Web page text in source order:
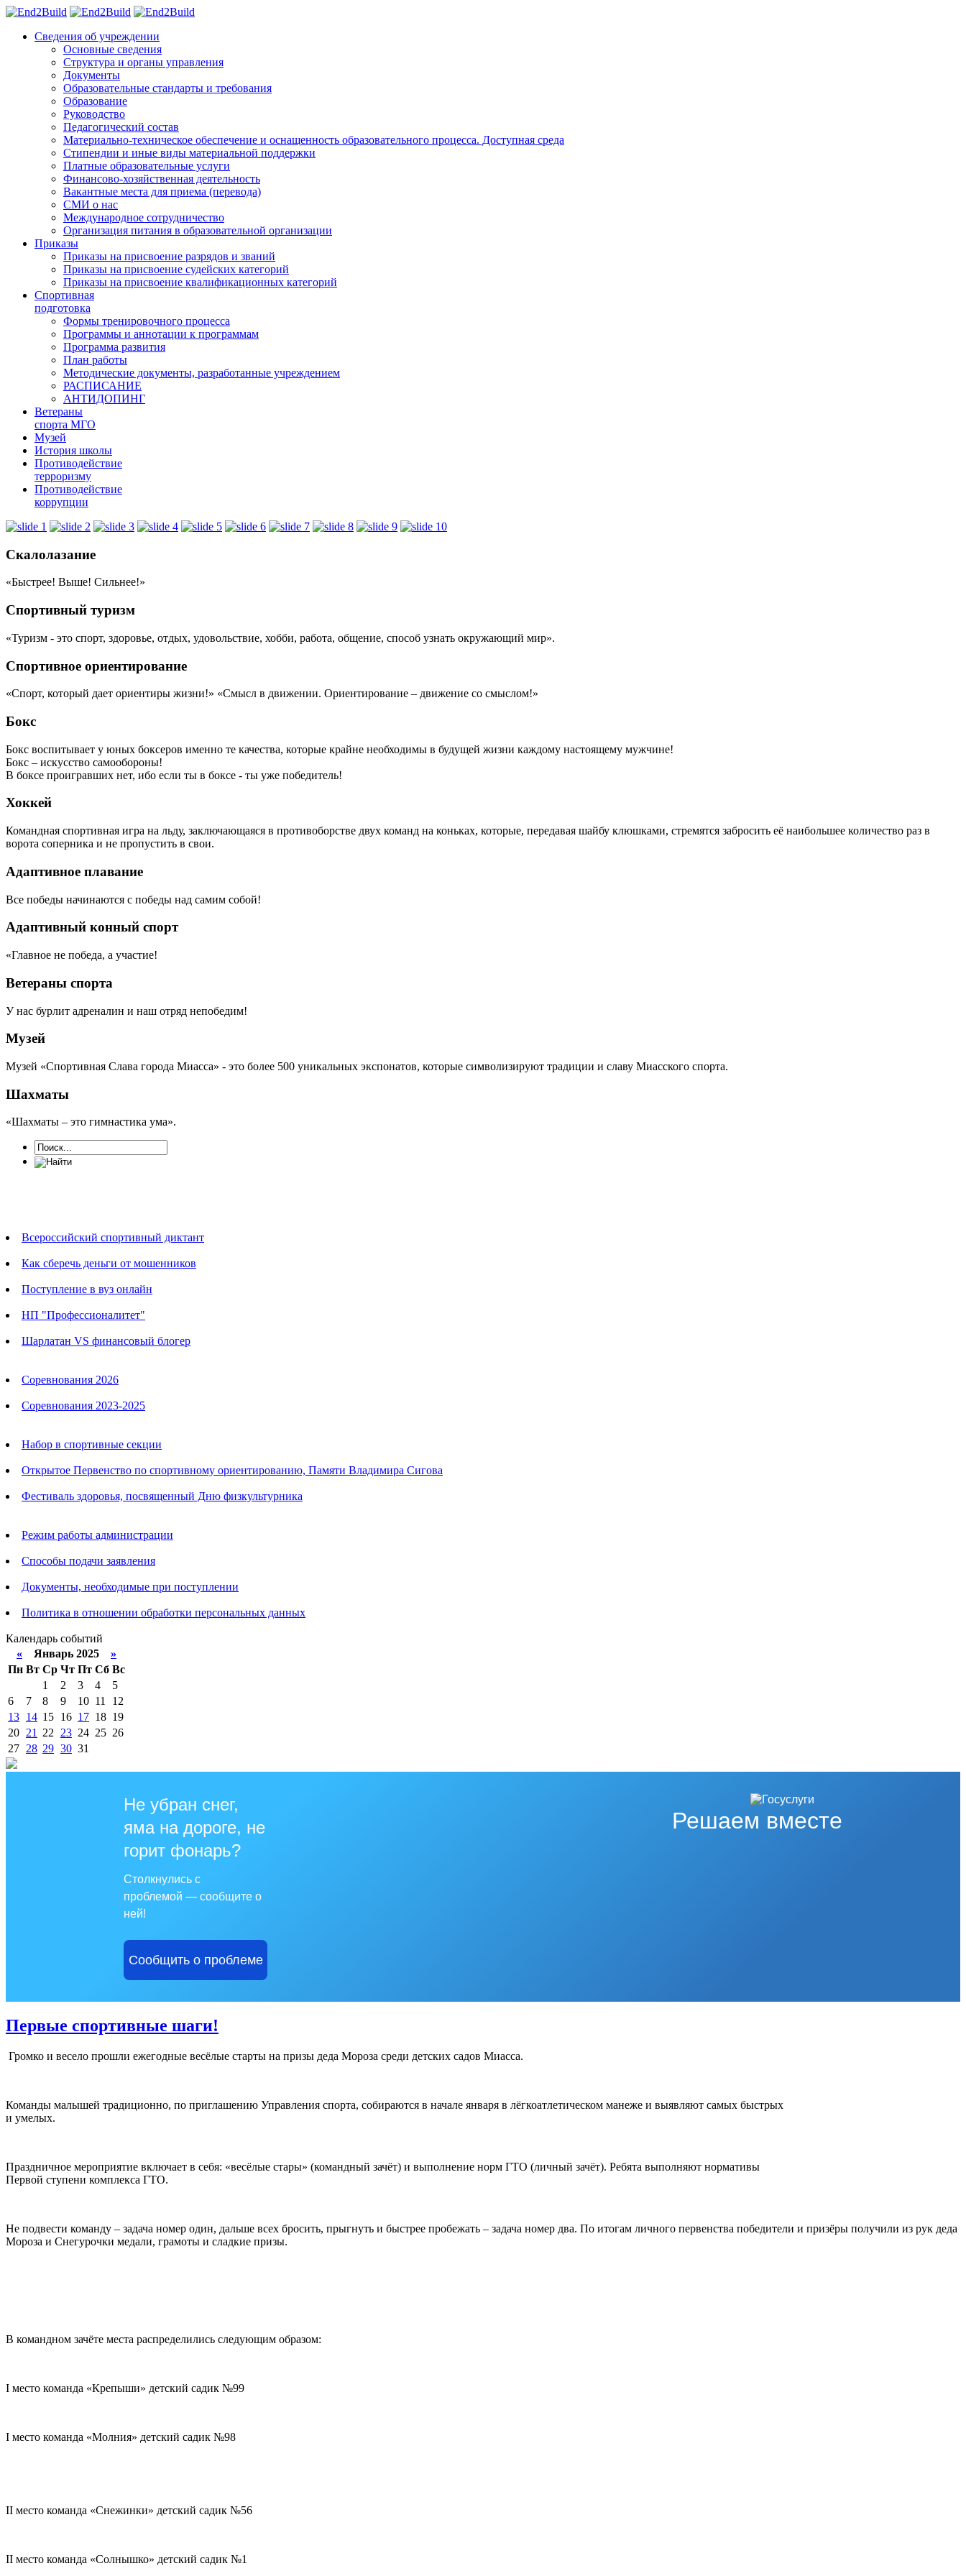
Сведения об учреждении
Основные сведения
Структура и органы управления
Документы
Образовательные стандарты и требования
Образование
Руководство
Педагогический состав
Материально-техническое обеспечение и оснащенность образовательного процесса. Доступная среда
Стипендии и иные виды материальной поддержки
Платные образовательные услуги
Финансово-хозяйственная деятельность
Вакантные места для приема (перевода)
СМИ о нас
Международное сотрудничество
Организация питания в образовательной организации
Приказы
Приказы на присвоение разрядов и званий
Приказы на присвоение судейских категорий
Приказы на присвоение квалификационных категорий
Спортивная
подготовка
Формы тренировочного процесса
Программы и аннотации к программам
Программа развития
План работы
Методические документы, разработанные учреждением
РАСПИСАНИЕ
АНТИДОПИНГ
Ветераны
спорта МГО
Музей
История школы
Противодействие
терроризму
Противодействие
коррупции
Скалолазание
«Быстрее! Выше! Сильнее!»
Спортивный туризм
«Туризм - это спорт, здоровье, отдых, удовольствие, хобби, работа, общение, способ узнать окружающий мир».
Спортивное ориентирование
«Спорт, который дает ориентиры жизни!» «Смысл в движении. Ориентирование – движение со смыслом!»
Бокс
Бокс воспитывает у юных боксеров именно те качества, которые крайне необходимы в будущей жизни каждому настоящему мужчине!
Бокс – искусство самообороны!
В боксе проигравших нет, ибо если ты в боксе - ты уже победитель!
Хоккей
Командная спортивная игра на льду, заключающаяся в противоборстве двух команд на коньках, которые, передавая шайбу клюшками, стремятся забросить её наибольшее количество раз в
ворота соперника и не пропустить в свои.
Адаптивное плавание
Все победы начинаются с победы над самим собой!
Адаптивный конный спорт
«Главное не победа, а участие!
Ветераны спорта
У нас бурлит адреналин и наш отряд непобедим!
Музей
Музей «Спортивная Слава города Миасса» - это более 500 уникальных экспонатов, которые символизируют традиции и славу Миасского спорта.
Шахматы
«Шахматы – это гимнастика ума».
Всероссийский спортивный диктант
Как сберечь деньги от мошенников
Поступление в вуз онлайн
НП "Профессионалитет"
Шарлатан VS финансовый блогер
Соревнования 2026
Соревнования 2023-2025
Набор в спортивные секции
Открытое Первенство по спортивному ориентированию, Памяти Владимира Сигова
Фестиваль здоровья, посвященный Дню физкультурника
Режим работы администрации
Способы подачи заявления
Документы, необходимые при поступлении
Политика в отношении обработки персональных данных
Календарь событий
« Январь 2025 »
Пн Вт Ср Чт Пт Сб Вс
1
2 3 4
5
6
7 8 9 10 11
12
13 14 15 16 17 18 19
20 21 22 23 24 25 26
27 28 29 30 31
Решаем вместе
Не убран снег,
яма на дороге, не
горит фонарь?
Столкнулись с
проблемой — сообщите о
ней!
Сообщить о проблеме
Первые спортивные шаги!
Громко и весело прошли ежегодные весёлые старты на призы деда Мороза среди детских садов Миасса.
Команды малышей традиционно, по приглашению Управления спорта, собираются в начале января в лёгкоатлетическом манеже и выявляют самых быстрых
и умелых.
Праздничное мероприятие включает в себя: «весёлые стары» (командный зачёт) и выполнение норм ГТО (личный зачёт). Ребята выполняют нормативы
Первой ступени комплекса ГТО.
Не подвести команду – задача номер один, дальше всех бросить, прыгнуть и быстрее пробежать – задача номер два. По итогам личного первенства победители и призёры получили из рук деда
Мороза и Снегурочки медали, грамоты и сладкие призы.
В командном зачёте места распределились следующим образом:
I место команда «Крепыши» детский садик №99
I место команда «Молния» детский садик №98
II место команда «Снежинки» детский садик №56
II место команда «Солнышко» детский садик №1